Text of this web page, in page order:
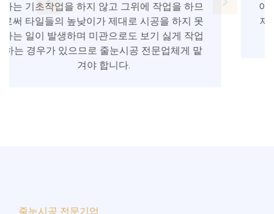
이 발생하는데 줄눈 코팅제를 이용하여 그런 문
제점을 보완하는 작업으로 코팅제가 포막을 형
성하여 방수효과 및 곰팡이균을 방지합니다.
줄눈시공 전문기업